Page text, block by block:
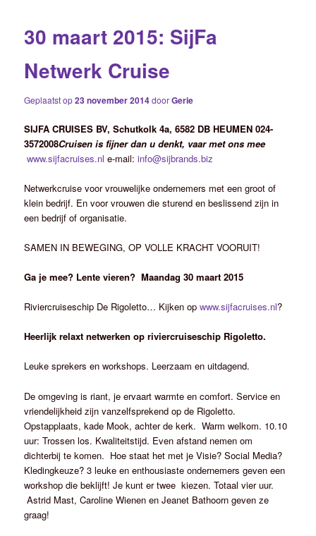
30 maart 2015: SijFa
Netwerk Cruise
Geplaatst op23 november 2014doorGerie
SIJFA CRUISES BV, Schutkolk 4a, 6582 DB HEUMEN 024-
3572008Cruisen is fijner dan u denkt, vaar met ons mee
www.sijfacruises.nl e-mail:info@sijbrands.biz
Netwerkcruise voor vrouwelijke ondernemers met een groot of
klein bedrijf. En voor vrouwen die sturend en beslissend zijn in
een bedrijf of organisatie.
SAMEN IN BEWEGING, OP VOLLE KRACHT VOORUIT!
Ga je mee? Lente vieren? Maandag 30 maart 2015
Riviercruiseschip De Rigoletto… Kijken opwww.sijfacruises.nl?
Heerlijk relaxt netwerken op riviercruiseschip Rigoletto.
Leuke sprekers en workshops. Leerzaam en uitdagend.
De omgeving is riant, je ervaart warmte en comfort. Service en
vriendelijkheid zijn vanzelfsprekend op de Rigoletto.
Opstapplaats, kade Mook, achter de kerk. Warm welkom. 10.10
uur: Trossen los. Kwaliteitstijd. Even afstand nemen om
dichterbij te komen. Hoe staat het met je Visie? Social Media?
Kledingkeuze? 3 leuke en enthousiaste ondernemers geven een
workshop die beklijft! Je kunt er twee kiezen. Totaal vier uur.
Astrid Mast, Caroline Wienen en Jeanet Bathoorn geven ze
graag!